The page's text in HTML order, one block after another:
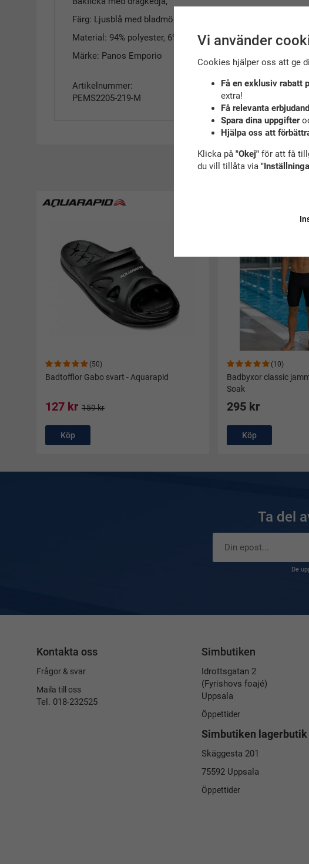
Färg: Ljusblå med bladmönster.
Material: 94% polyester, 6% elastan.
Märke: Panos Emporio
Artikelnummer:
PEMS2205-219-M
(50)
Badtofflor Gabo svart - Aquarapid
127 kr 159 kr
Köp
(10)
Badbyxor classic
Soak
295 kr
Köp
Ta del
De
Kontakta oss
Frågor & svar
Maila till oss
Tel. 018-232525
Simbutiken
Idrottsgatan 2
(Fyrishovs foajé)
Uppsala
Öppettider
Simbutiken lagerbutik
Skäggesta 201
75592 Uppsala
Öppettider
Vi använder
Cookies hjälper oss att ge
Få en exklusiv rabatt
extra!
Få relevanta
Spara dina uppgifter
Hjälpa oss att
Klicka på "Okej"för att få
du vill tillåta via